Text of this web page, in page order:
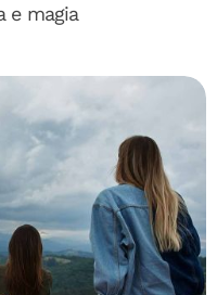
e magia